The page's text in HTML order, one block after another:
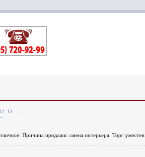
12 13
Причина продажи: смена интерьера. Торг уместен.